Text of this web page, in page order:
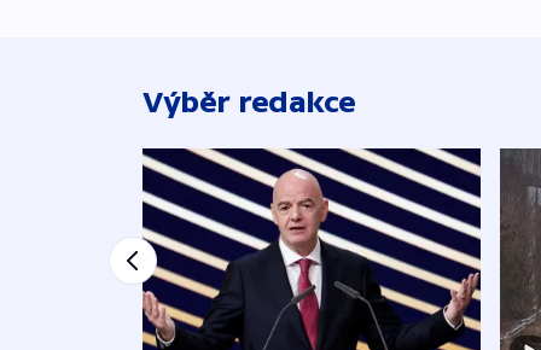
Výběr redakce